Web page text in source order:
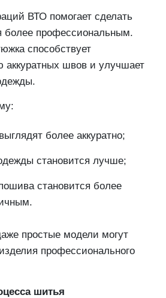
ВТО помогает сделать
более профессиональным.
способствует
швов и улучшает
более аккуратно;
становится лучше;
становится более
простые модели могут
профессионального
шитья